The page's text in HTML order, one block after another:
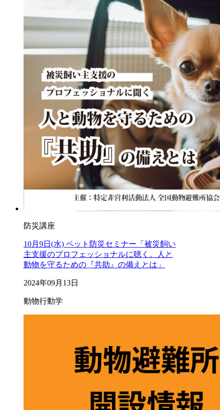
防災講座
10月9日(水) ペット防災セミナー「被災飼い
主支援のプロフェッショナルに聴く。人と
動物を守るための『共助』の備えとは」
2024年09月13日
動物行動学